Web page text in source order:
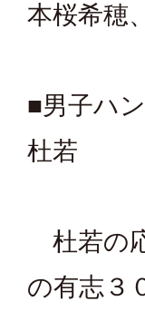
本桜希穂
■男子ハ
杜若
杜若の
の有志３